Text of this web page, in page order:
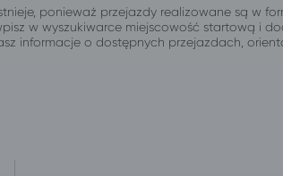
ponieważ przejazdy realizowane są w
w wyszukiwarce miejscowość startową i
informacje o dostępnych przejazdach,